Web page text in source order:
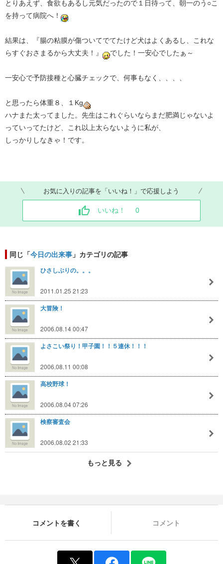
とりあえず、食欲もあるし元気だったので１日待って、朝一のう○こ
を持って病院へ！
結果は、『腸の粘膜が傷ついてでてたけど犬はよくあるし、これな
らすぐおさまるから大丈夫！』
でした！一安心でしたぁ～
一安心で予防接種と心臓チェックで、何事もなく、、、、
と思ったら体重８、１Kg
ハナまた太ってました。先生はこれぐらいならまだ肥満じゃないよ
っていってたけど、これ以上太らないように私が、
しっかりしなきゃ！です。
お気に入りの記事を「いいね！」で応援しよう
いいね！ 0
同じ「今日の出来事 」カテゴリの記事
ひさしぶりの。。。
2011.01.25 21:23
大冒険！
2006.08.14 00:47
よさこい祭り！甲子園！！５連休！！！
2006.08.11 00:08
高校野球！
2006.08.04 07:26
検察審査会
2006.08.02 21:33
もっと見る
コメントを書く コメント